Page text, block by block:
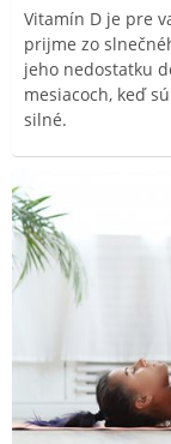
Vitamín D je pre
prijme zo
jeho nedostatku
mesiacoch, keď
silné.